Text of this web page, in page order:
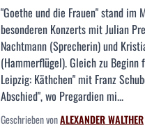
"Goethe und die Frauen" stand im
besonderen Konzerts mit Julian
Nachtmann (Sprecherin) und
(Hammerflügel). Gleich zu
Leipzig: Käthchen" mit Franz
Abschied", wo Pregardien mi...
Geschrieben vonALEXANDER WALTHER